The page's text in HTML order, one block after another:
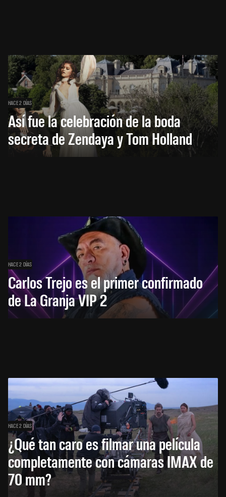
HACE 2 DÍAS
Así fue la celebración de la boda
secreta de Zendaya y Tom Holland
HACE 2 DÍAS
Carlos Trejo es el primer confirmado
de La Granja VIP 2
HACE 2 DÍAS
¿Qué tan caro es filmar una película
completamente con cámaras IMAX de
70 mm?